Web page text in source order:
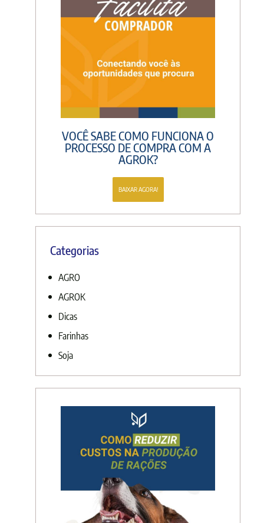
VOCÊ SABE COMO FUNCIONA O
PROCESSO DE COMPRA COM A
AGROK?
BAIXAR AGORA!
Categorias
AGRO
AGROK
Dicas
Farinhas
Soja